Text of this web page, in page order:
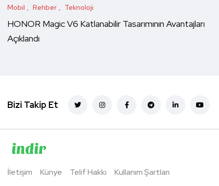
Mobil Rehber Teknoloji
HONOR Magic V6 Katlanabilir Tasarımının Avantajları
Açıklandı
Bizi Takip Et
İletişim Künye Telif Hakkı
Kullanım Şartları